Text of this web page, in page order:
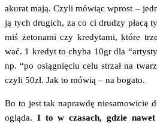
aku­rat mają. Czy­li mówiąc wprost –
ją tych dru­gich, za co ci dru­dzy pła­cą
miś żeto­na­mi czy kre­dy­ta­mi, któ­re
wać. 1 kre­dyt to chy­ba 10gr dla
np. “po osią­gnię­ciu celu strzał na
czy­li 50zł. Jak to mówią – na bogato.
Bo to jest tak napraw­dę nie­sa­mo­wi­cie
oglą­da. I to w cza­sach, gdzie